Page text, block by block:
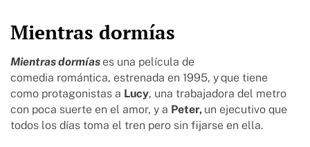
Mientras dormías
Mientras dormías es una película de
comedia romántica, estrenada en 1995, yque tiene
como protagonistas a Lucy, una trabajadora del metro
con poca suerte en el amor, y a Peter, un ejecutivo que
todos los días toma el tren pero sin fijarse en ella.